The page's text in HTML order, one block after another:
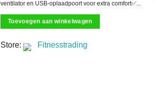
ventilator en USB-oplaadpoort voor extra comfort✅...
Toevoegen aan winkelwagen
Store: Fitnesstrading